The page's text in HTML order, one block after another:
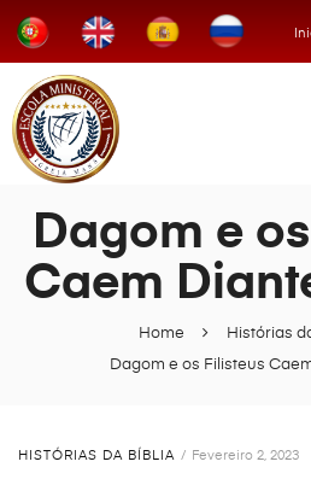
Home
Histórias
Dagom e os Filisteus
Dagom e
Caem
HISTÓRIAS DA BÍBLIA Fevereiro 2, 2023